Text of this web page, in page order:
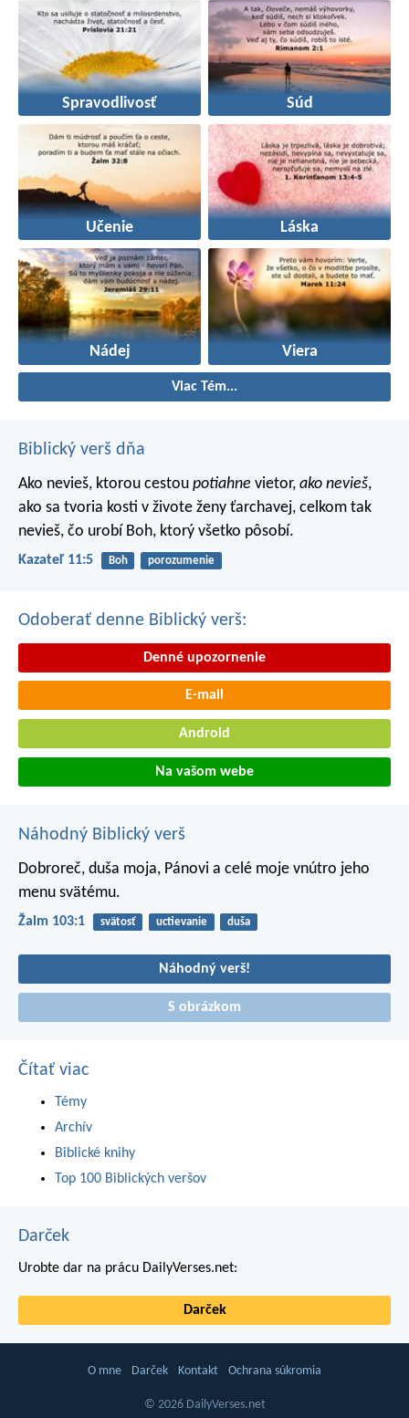
Spravodlivosť Súd
Učenie Láska
Nádej Viera
Viac Tém...
Biblický verš dňa
Ako nevieš, ktorou cestou potiahne vietor, ako nevieš,
ako sa tvoria kosti v živote ženy ťarchavej, celkom tak
nevieš, čo urobí Boh, ktorý všetko pôsobí.
Kazateľ 11:5 Boh porozumenie
Odoberať denne Biblický verš:
Denné upozornenie
E-mail
Android
Na vašom webe
Náhodný Biblický verš
Dobroreč, duša moja, Pánovi a celé moje vnútro jeho
menu svätému.
Žalm 103:1 svätosť uctievanie duša
Náhodný verš!
S obrázkom
Čítať viac
Témy
Archív
Biblické knihy
Top 100 Biblických veršov
Darček
Urobte dar na prácu DailyVerses.net:
Darček
O mne Darček Kontakt Ochrana súkromia
© 2026 DailyVerses.net